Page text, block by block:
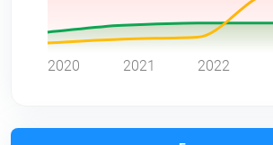
2020 2021 2022